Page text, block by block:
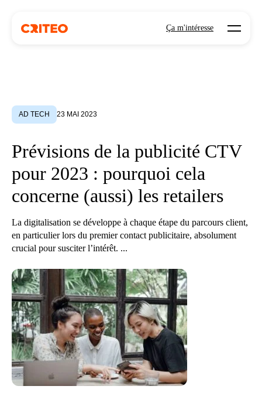
Ça m'intéresse Open
AD TECH 23 MAI 2023
Prévisions de la publicité CTV
pour 2023 : pourquoi cela
concerne (aussi) les retailers
La digitalisation se développe à chaque étape du parcours client,
en particulier lors du premier contact publicitaire, absolument
crucial pour susciter l’intérêt. ...